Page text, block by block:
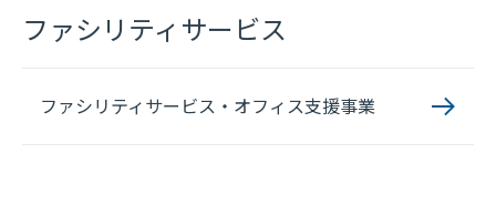
ファシリティサービス
ファシリティサービス・オフィス支援事業